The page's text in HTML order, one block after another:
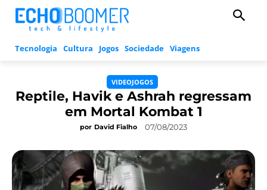
Tecnologia Cultura Jogos Sociedade Viagens
VIDEOJOGOS
Reptile, Havik e Ashrah regressam
em Mortal Kombat 1
por David Fialho 07/08/2023